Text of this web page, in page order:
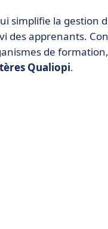
simplifie la gestion
des apprenants.
de
Qualiopi.